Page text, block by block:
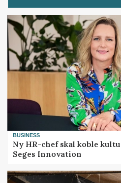
BUSINESS
Ny HR-chef skal koble
Seges Innovation